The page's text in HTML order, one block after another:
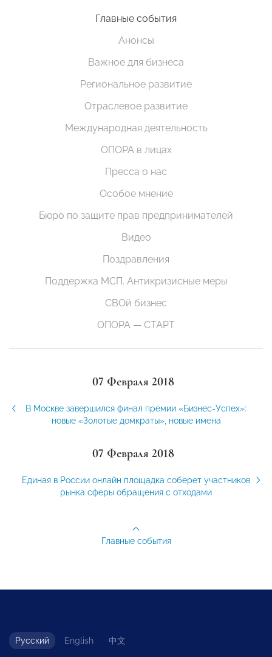
Главные события
Анонсы
Важное для бизнеса
Региональное развитие
Отраслевое развитие
Международная деятельность
ОПОРА в лицах
Пресса о нас
Особое мнение
Бюро по защите прав предпринимателей
Видео
Поздравления
Поддержка МСП. Антикризисные меры
СВОй бизнес
ОПОРА — СТАРТ
07 Февраля 2018
В Москве завершился финал премии «Бизнес-Успех»:
новые «Золотые домкраты», новые имена
07 Февраля 2018
Единая в России онлайн площадка соберет участников
рынка сферы обращения с отходами
Главные события
Русский English 中文